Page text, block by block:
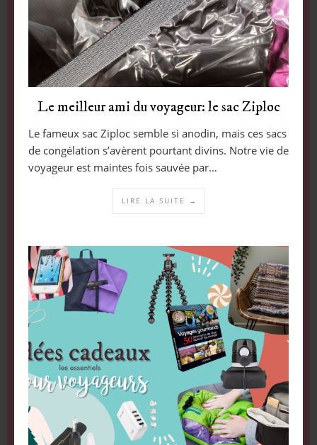
Le meilleur ami du voyageur: le sac Ziploc
Le fameux sac Ziploc semble si anodin, mais ces sacs
de congélation s’avèrent pourtant divins. Notre vie de
voyageur est maintes fois sauvée par…
LIRE LA SUITE →